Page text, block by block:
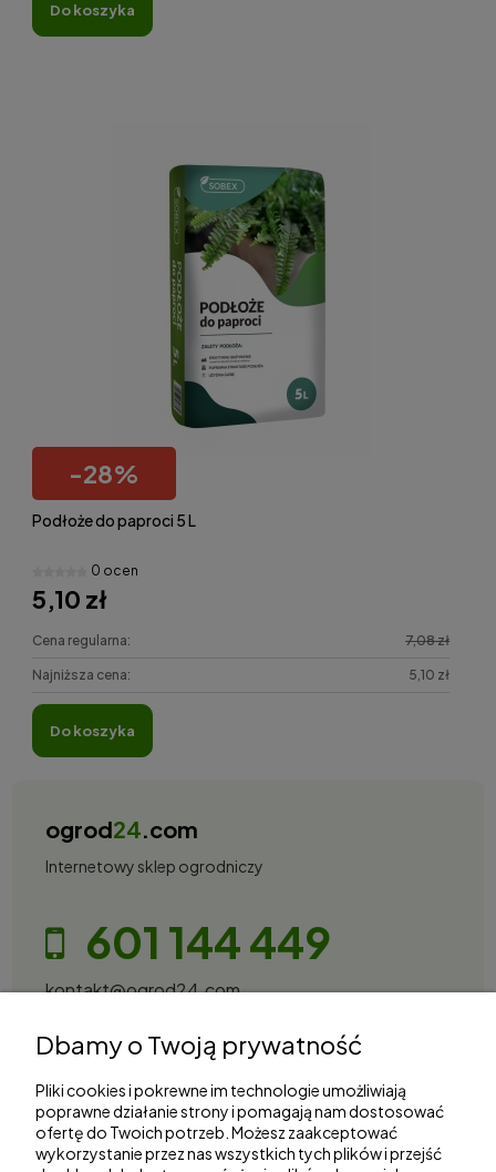
do koszyka
-28%
Podłoże do paproci 5 L
0 ocen
5,10 zł
Cena regularna: 7,08 zł
Najniższa cena: 5,10 zł
do koszyka
ogrod24.com
Internetowy sklep ogrodniczy
601 144 449
kontakt@ogrod24.com
Gorzowska 27, 66-530 Trzebicz
Zakupy
Dbamy o Twoją prywatność
Pliki cookies i pokrewne im technologie umożliwiają
poprawne działanie strony i pomagają nam dostosować
ofertę do Twoich potrzeb. Możesz zaakceptować
wykorzystanie przez nas wszystkich tych plików i przejść